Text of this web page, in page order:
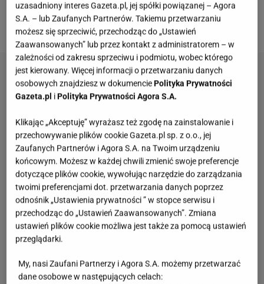
Zadbaj zatem koniecznie o to, by zakupione przez
Ciebie produkty posiadały odpowiednie cechy.
uzasadniony interes Gazeta.pl, jej spółki powiązanej – Agora
S.A. – lub Zaufanych Partnerów. Takiemu przetwarzaniu
możesz się sprzeciwić, przechodząc do „Ustawień
Zaawansowanych” lub przez kontakt z administratorem – w
zależności od zakresu sprzeciwu i podmiotu, wobec którego
jest kierowany. Więcej informacji o przetwarzaniu danych
osobowych znajdziesz w dokumencie Polityka Prywatności
Gazeta.pl i Polityka Prywatności Agora S.A.
Klikając „Akceptuję” wyrażasz też zgodę na zainstalowanie i
przechowywanie plików cookie Gazeta.pl sp. z o.o., jej
Zaufanych Partnerów i Agora S.A. na Twoim urządzeniu
końcowym. Możesz w każdej chwili zmienić swoje preferencje
dotyczące plików cookie, wywołując narzędzie do zarządzania
twoimi preferencjami dot. przetwarzania danych poprzez
odnośnik „Ustawienia prywatności ” w stopce serwisu i
przechodząc do „Ustawień Zaawansowanych”. Zmiana
ustawień plików cookie możliwa jest także za pomocą ustawień
przeglądarki.
My, nasi Zaufani Partnerzy i Agora S.A. możemy przetwarzać
dane osobowe w następujących celach: